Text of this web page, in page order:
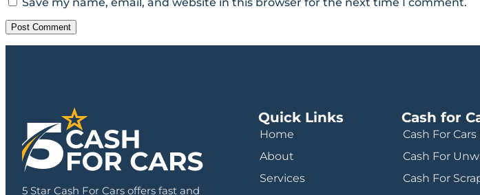
5 Star Cash For Cars offers fast and
Quick Links
Home
About
Services
Cash for
Cash For
Cash For
Cash For